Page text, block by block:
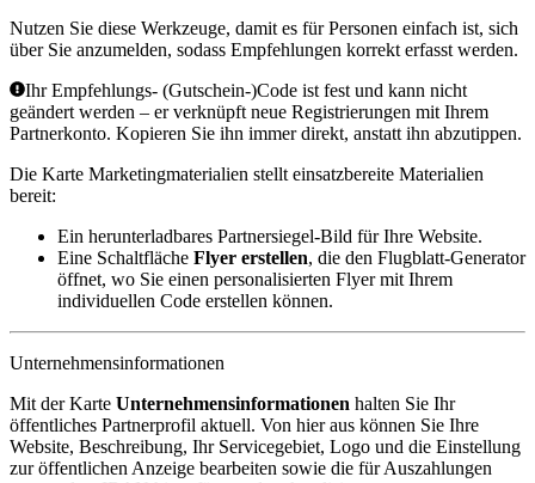
Nutzen Sie diese Werkzeuge, damit es für Personen einfach ist, sich
über Sie anzumelden, sodass Empfehlungen korrekt erfasst werden.
Ihr Empfehlungs- (Gutschein-)Code ist fest und kann nicht
geändert werden – er verknüpft neue Registrierungen mit Ihrem
Partnerkonto. Kopieren Sie ihn immer direkt, anstatt ihn abzutippen.
Die Karte Marketingmaterialien stellt einsatzbereite Materialien
bereit:
Ein herunterladbares Partnersiegel-Bild für Ihre Website.
Eine Schaltfläche Flyer erstellen, die den Flugblatt-Generator
öffnet, wo Sie einen personalisierten Flyer mit Ihrem
individuellen Code erstellen können.
Unternehmensinformationen
Mit der Karte Unternehmensinformationen halten Sie Ihr
öffentliches Partnerprofil aktuell. Von hier aus können Sie Ihre
Website, Beschreibung, Ihr Servicegebiet, Logo und die Einstellung
zur öffentlichen Anzeige bearbeiten sowie die für Auszahlungen